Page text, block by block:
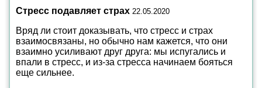
Стресс подавляет страх 22.05.2020
Вряд ли стоит доказывать, что стресс и страх
взаимосвязаны, но обычно нам кажется, что они
взаимно усиливают друг друга: мы испугались и
впали в стресс, и из-за стресса начинаем бояться
еще сильнее.